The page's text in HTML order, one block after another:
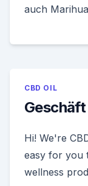
auch
CBD OIL
Hi! We're
easy for you
wellness